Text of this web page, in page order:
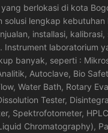
berlokasi di kota
solusi lengkap kebutuhan
installasi,
Instrument laboratorium
banyak, seperti :
Autoclave, Bio
Water Bath, Rotary
Tester,
Spektrofotometer,
Chromatography),